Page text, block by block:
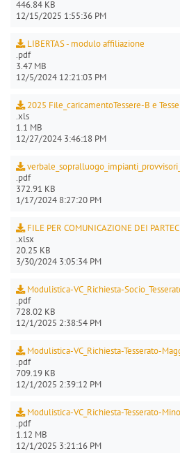
446.84 KB
12/15/2025 1:55:36 PM
LIBERTAS - modulo affiliazione
.pdf
3.47 MB
12/5/2024 12:21:03 PM
2025 File_caricamentoTessere-B e
.xls
1.1 MB
12/27/2024 3:46:18 PM
.pdf
372.91 KB
1/17/2024 8:27:20 PM
FILE PER COMUNICAZIONE DEI
.xlsx
20.25 KB
3/30/2024 3:05:34 PM
Modulistica-VC_Richiesta-
.pdf
728.02 KB
12/1/2025 2:38:54 PM
Modulistica-VC_Richiesta-Tesserato-
.pdf
709.19 KB
12/1/2025 2:39:12 PM
Modulistica-VC_Richiesta-Tesserato-
.pdf
1.12 MB
12/1/2025 3:21:16 PM